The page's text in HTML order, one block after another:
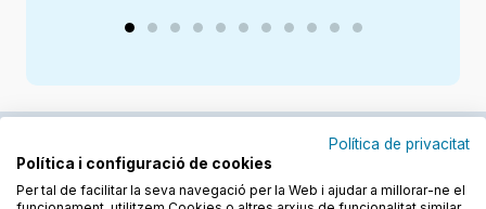
Política de privacitat
Política i configuració de cookies
Per tal de facilitar la seva navegació per la Web i ajudar a millorar-ne el